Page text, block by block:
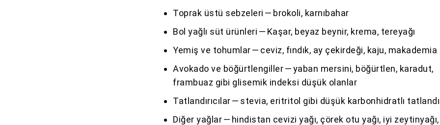
Toprak üstü sebzeleri — brokoli, karnıbahar
Bol yağlı süt ürünleri — Kaşar, beyaz beynir, krema, tereyağı
Yemiş ve tohumlar — ceviz, fındık, ay çekirdeği, kaju, makademia
Avokado ve böğürtlengiller — yaban mersini, böğürtlen, karadut,
frambuaz gibi glisemik indeksi düşük olanlar
Tatlandırıcılar — stevia, eritritol gibi düşük karbonhidratlı
Diğer yağlar — hindistan cevizi yağı, çörek otu yağı, iyi